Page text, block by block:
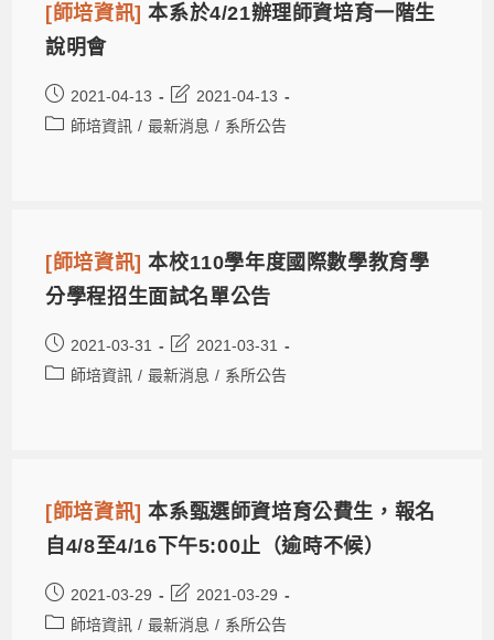
[師培資訊]本系於4/21辦理師資培育一階生
說明會
2021-04-13
2021-04-13
師培資訊 / 最新消息 / 系所公告
[師培資訊]本校110學年度國際數學教育學
分學程招生面試名單公告
2021-03-31
2021-03-31
師培資訊 / 最新消息 / 系所公告
[師培資訊]本系甄選師資培育公費生，報名
自4/8至4/16下午5:00止（逾時不候）
2021-03-29
2021-03-29
師培資訊 / 最新消息 / 系所公告